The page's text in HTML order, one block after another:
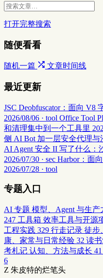
打开完整搜索
随便看看
随机一篇 文章时间线
最近更新
JSC Deobfuscator：面向 V8
2026/08/06 · tool Office Tool
和清理集中到一个工具里
侧 AI Bot 加一层安全代理与
AI Agent 安全 II 写了什么：
2026/07/30 · sec Harbor：面
2026/07/28 · tool
专题入口
AI 专题 模型、Agent 与生产
247 工具箱 效率工具与开源
工程实践 329 行走记录 徒步
康、家常与日常经验 32 读
考札记 认知、方法与成长 41
6
Z 朱皮特的烂笔头